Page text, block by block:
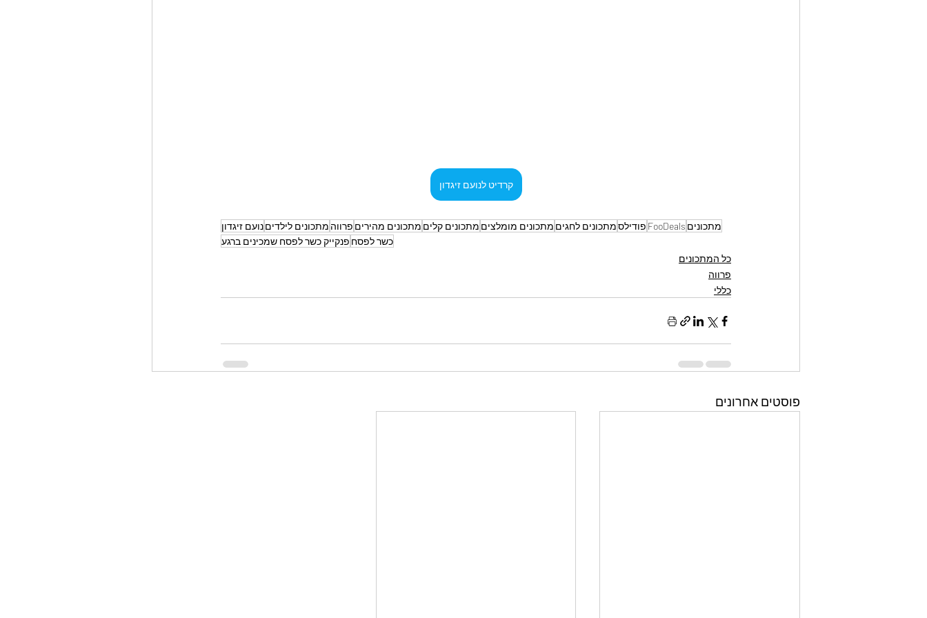
קרדיט לנועם זיגדון
מתכונים FooDeals פודילסמתכונים לחגים מתכונים מומלצים מתכונים קלים מתכונים מהירים פרווה מתכונים לילדיםנועם זיגדון
כשר לפסח פנקייק כשר לפסח שמכינים ברגע
כל המתכונים
פרווה
כללי
פוסטים אחרונים